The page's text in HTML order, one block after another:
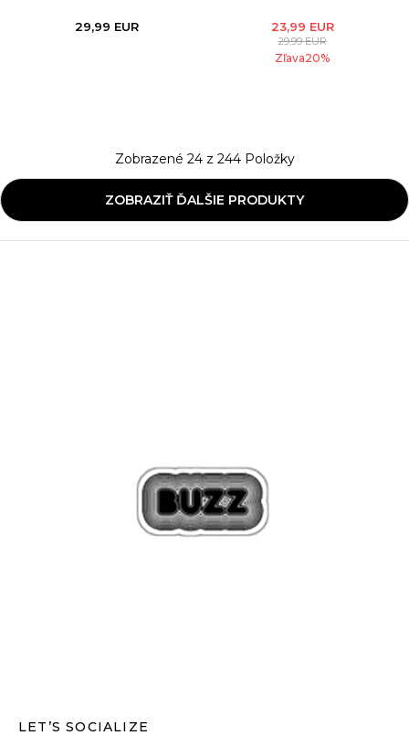
29,99 EUR 23,99 EUR
29,99EUR
Zľava20%
Zobrazené 24z 244Položky
ZOBRAZIŤ ĎALŠIE PRODUKTY
LET’S SOCIALIZE